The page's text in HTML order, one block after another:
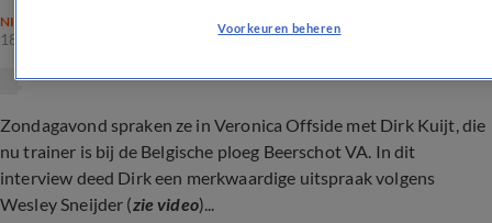
NIEUWS
18 mrt 2024, 15:53
Zondagavond spraken ze in Veronica Offside met Dirk Kuijt, die
nu trainer is bij de Belgische ploeg Beerschot VA. In dit
interview deed Dirk een merkwaardige uitspraak volgens
Wesley Sneijder (zie video)...
Voorkeuren beheren